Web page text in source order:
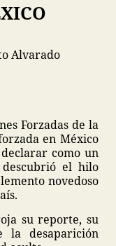
Alvarado
Forzadas de la
en México
como un
el hilo
novedoso
su reporte, su
la desaparición